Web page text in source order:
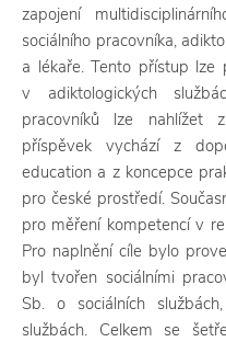
zapojení
sociálního pracovníka,
a lékaře. Tento přístup lze
v adiktologických
pracovníků lze nahlížet
příspěvek vychází z
education a z koncepce
pro české prostředí.
pro měření kompetencí v
Pro naplnění cíle bylo
byl tvořen sociálními
Sb. o sociálních
službách. Celkem se